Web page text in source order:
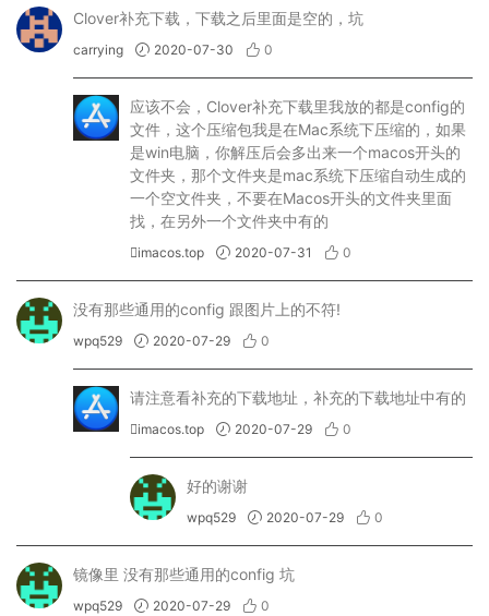
Clover补充下载，下载之后里面是空的，坑
carrying 2020-07-30 0
应该不会，Clover补充下载里我放的都是config的
文件，这个压缩包我是在Mac系统下压缩的，如果
是win电脑，你解压后会多出来一个macos开头的
文件夹，那个文件夹是mac系统下压缩自动生成的
一个空文件夹，不要在Macos开头的文件夹里面
找，在另外一个文件夹中有的
imacos.top 2020-07-31 0
没有那些通用的config 跟图片上的不符!
wpq529 2020-07-29 0
请注意看补充的下载地址，补充的下载地址中有的
imacos.top 2020-07-29 0
好的谢谢
wpq529 2020-07-29 0
镜像里 没有那些通用的config 坑
wpq529 2020-07-29 0